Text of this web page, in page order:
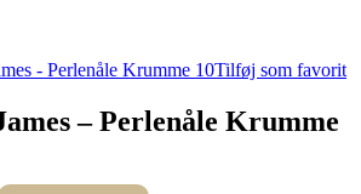
Tilføj som favorit
– Perlenåle Krumme